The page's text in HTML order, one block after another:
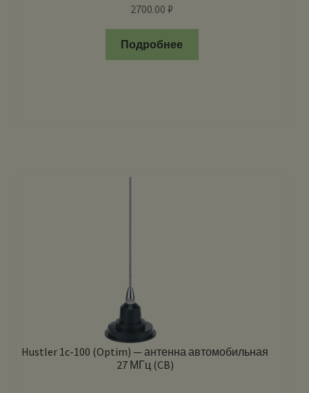
2700.00₽
Подробнее
Hustler 1c-100 (Optim) — антенна автомобильная
27 МГц (CB)